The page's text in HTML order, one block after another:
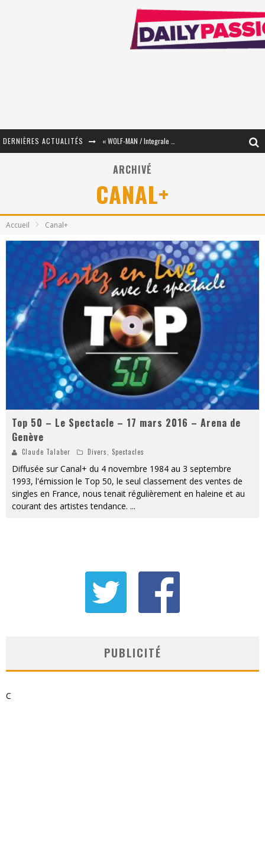
DERNIÈRES ACTUALITÉS
« Le Béton et le Bambou / Propositions pour Mayotte et le Monde. » - Améliorations !
PsyRiver 2026 : la magie revient sur les rives de l’Aar
« MOFUSAND / Parler Japonais » – Des Expressions Pratiques !
« Dr Wertham / L’homme qui étudia les tueurs en série » - Un Métier à Risque !
Assassin's Creed Black Flag Resynced
« Le Vent dand les Saules » - Une Belle Histoire !
« Damn Them All » - Un duo de Choc !
ARCHIVÉ
CANAL+
Accueil Canal+
Top 50 – Le Spectacle – 17 mars 2016 – Arena de
Genève
Claude Talaber Divers, Spectacles
Diffusée sur Canal+ du 4 novembre 1984 au 3 septembre
1993, l'émission le Top 50, le seul classement des ventes de
singles en France, nous tenait régulièrement en haleine et au
courant des artistes tendance. ...
PUBLICITÉ
C